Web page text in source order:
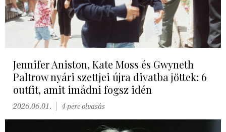
Jennifer Aniston, Kate Moss és Gwyneth
Paltrow nyári szettjei újra divatba jöttek: 6
outfit, amit imádni fogsz idén
2026.06.01. 4 perc olvasás